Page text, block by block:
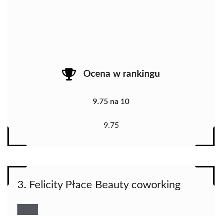
Ocena w rankingu
9.75 na 10
9.75
3. Felicity Płace Beauty coworking